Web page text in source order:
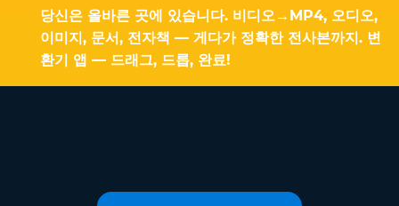
당신은 올바른 곳에 있습니다. 비디오→MP4, 오디오,
이미지, 문서, 전자책 — 게다가 정확한 전사본까지. 변
환기 앱 — 드래그, 드롭, 완료!